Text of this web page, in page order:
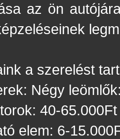
az ön
a szerelést
Négy
40-65.000Ft
elem: 6-